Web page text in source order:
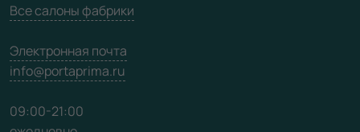
Все салоны фабрики
Электронная почта
info@portaprima.ru
09:00-21:00